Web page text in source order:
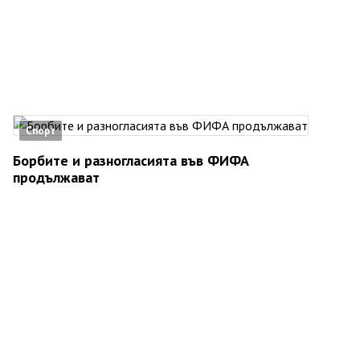
Спорт
Борбите и разногласията във ФИФА
продължават